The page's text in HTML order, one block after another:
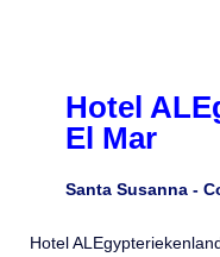
Hotel
El Mar
Santa Susanna -
Hotel